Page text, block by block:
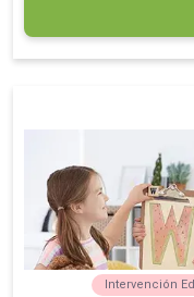
Intervención